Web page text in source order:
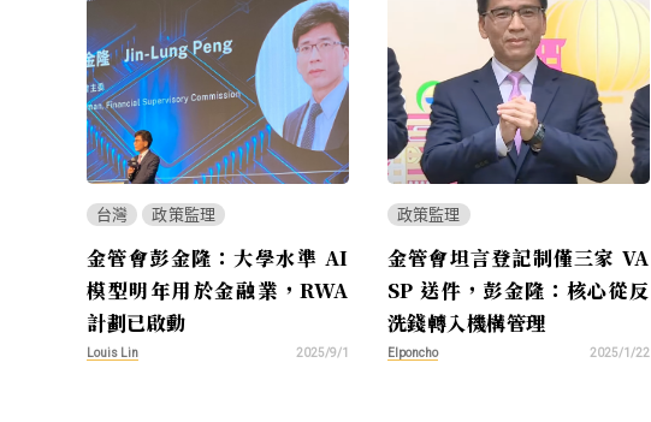
台灣 政策監理
金管會彭金隆：大學水準 AI
模型明年用於金融業，RWA
計劃已啟動
Louis Lin 2025/9/1
政策監理
金管會坦言登記制僅三家 VA
SP 送件，彭金隆：核心從反
洗錢轉入機構管理
Elponcho 2025/1/22